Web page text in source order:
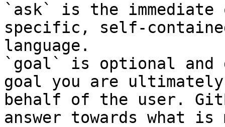
`ask` is the
specific, self-
language.
`goal` is optional and
goal you are
behalf of the user.
answer towards what